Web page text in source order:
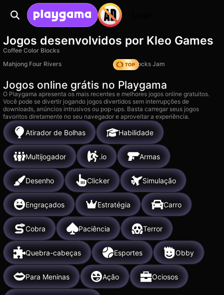
Jogos desenvolvidos por Kleo Games
Coffee Color Blocks
Mahjong Four Rivers
Wood Blocks Jam
Jogos online grátis no Playgama
O Playgama apresenta os mais recentes e melhores jogos online gratuitos.
Você pode se divertir jogando jogos divertidos sem interrupções de
downloads, anúncios intrusivos ou pop-ups. Basta carregar seus jogos
favoritos diretamente no seu navegador e aproveitar a experiência.
Atirador de Bolhas Habilidade
Multijogador .io Armas
Desenho Clicker Simulação
Engraçados Estratégia Carro
Cobra Paciência Terror
Quebra-cabeças Esportes Obby
Para Meninas Ação Ociosos